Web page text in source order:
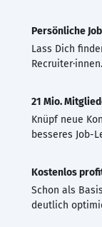
Persönliche
Lass Dich
Recruiter·innen.
21 Mio.
Knüpf neue
besseres Job-
Kostenlos
Schon als
deutlich